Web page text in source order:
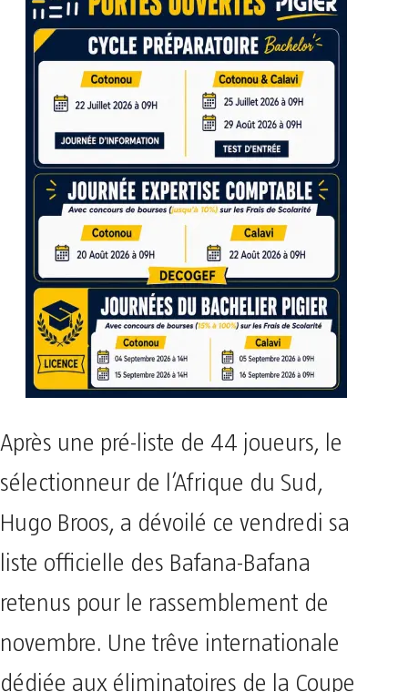
Après une pré-liste de 44 joueurs, le
sélectionneur de l’Afrique du Sud,
Hugo Broos, a dévoilé ce vendredi sa
liste officielle des Bafana-Bafana
retenus pour le rassemblement de
novembre. Une trêve internationale
dédiée aux éliminatoires de la Coupe